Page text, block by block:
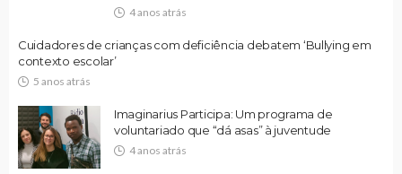
4 anos atrás
Cuidadores de crianças com deficiência debatem ‘Bullying em
contexto escolar’
5 anos atrás
Imaginarius Participa: Um programa de
voluntariado que “dá asas” à juventude
4 anos atrás